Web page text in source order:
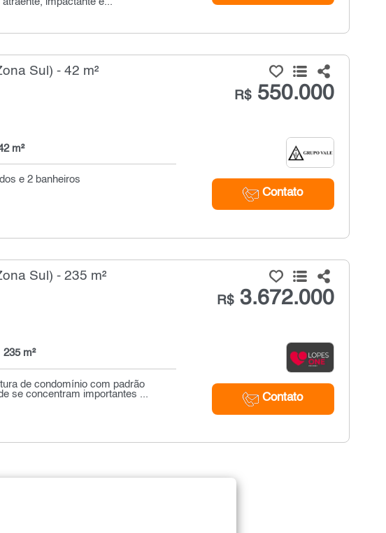
impactante e...
Sul) - 42 m²
R$550.000
Contato
m²
e 2 banheiros
Sul) - 235 m²
R$3.672.000
Contato
235 m²
de condomínio com padrão
se concentram importantes ...